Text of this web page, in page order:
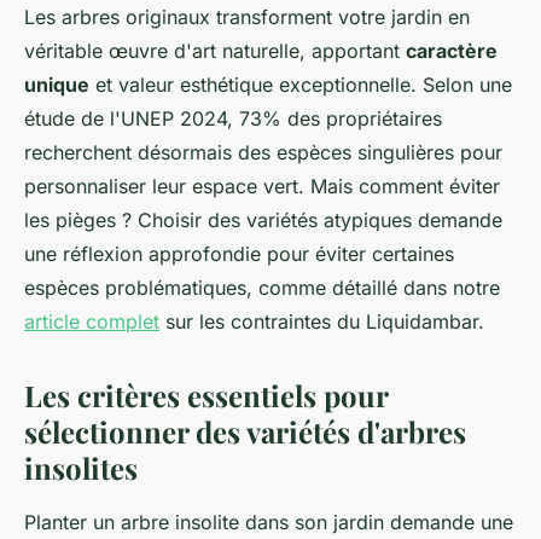
Les arbres originaux transforment votre jardin en
véritable œuvre d'art naturelle, apportant caractère
unique et valeur esthétique exceptionnelle. Selon une
étude de l'UNEP 2024, 73% des propriétaires
recherchent désormais des espèces singulières pour
personnaliser leur espace vert. Mais comment éviter
les pièges ? Choisir des variétés atypiques demande
une réflexion approfondie pour éviter certaines
espèces problématiques, comme détaillé dans notre
article complet sur les contraintes du Liquidambar.
Les critères essentiels pour
sélectionner des variétés d'arbres
insolites
Planter un arbre insolite dans son jardin demande une